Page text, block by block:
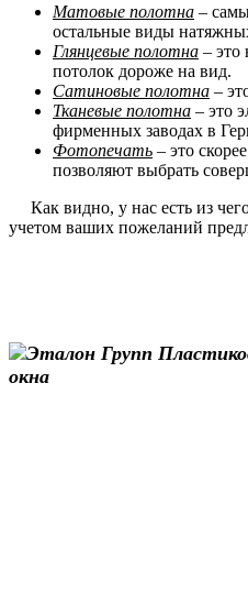
Матовые полотна –
остальные виды
Глянцевые полотна – это
потолок дороже на вид.
Сатиновые полотна –
Тканевые полотна – это
фирменных заводах в
Фотопечать – это
позволяют выбрать
Как видно, у нас есть из
учетом ваших пожеланий